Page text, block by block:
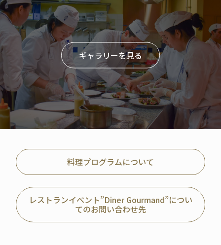
ギャラリーを見る
料理プログラムについて
レストランイベント”Diner Gourmand”につい
てのお問い合わせ先